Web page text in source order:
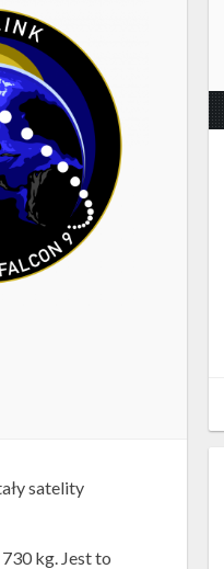
satelity
kg. Jest to